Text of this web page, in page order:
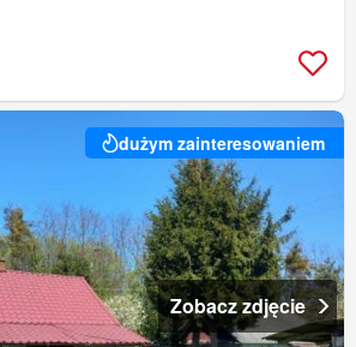
dużym zainteresowaniem
Zobacz zdjęcie